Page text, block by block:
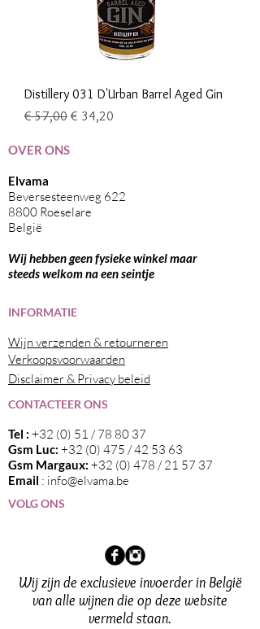
Distillery 031 D'Urban Barrel Aged Gin
Normale prijs
€ 57,00 Verkoopprijs
€ 34,20
OVER ONS
Elvama
Beversesteenweg 622
8800 Roeselare
België
Wij hebben geen fysieke winkel maar
steeds welkom na een seintje
INFORMATIE
Wijn verzenden & retourneren
Verkoopsvoorwaarden
Disclaimer & Privacy beleid
CONTACTEER ONS
Tel : +32 (0) 51 / 78 80 37
Gsm Luc: +32 (0) 475 / 42 53 63
Gsm Margaux: +32 (0) 478 / 21 57 37
Email : info@elvama.be
VOLG ONS
Wij zijn de exclusieve invoerder in België
van alle wijnen die op deze website
vermeld staan.